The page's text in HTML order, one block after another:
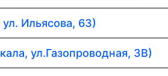
Ильясова, 63)
ул.Газопроводная, 3В)